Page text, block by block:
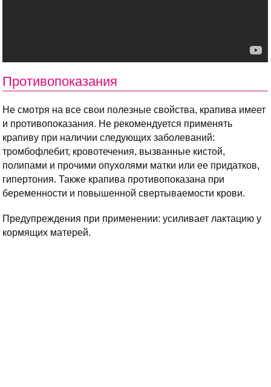
Противопоказания
Не смотря на все свои полезные свойства, крапива имеет
и противопоказания. Не рекомендуется применять
крапиву при наличии следующих заболеваний:
тромбофлебит, кровотечения, вызванные кистой,
полипами и прочими опухолями матки или ее придатков,
гипертония. Также крапива противопоказана при
беременности и повышенной свертываемости крови.
Предупреждения при применении: усиливает лактацию у
кормящих матерей.